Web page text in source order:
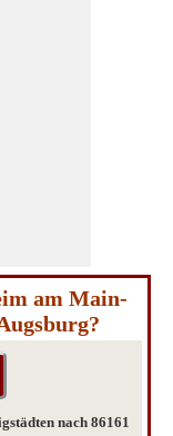
am Main-
nach 86161